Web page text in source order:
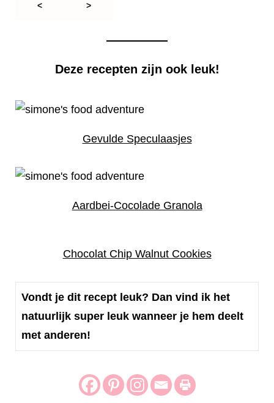
< >
Deze recepten zijn ook leuk!
Gevulde Speculaasjes
Aardbei-Cocolade Granola
Chocolat Chip Walnut Cookies
Vondt je dit recept leuk? Dan vind ik het
natuurlijk super leuk wanneer je hem deelt
met anderen!